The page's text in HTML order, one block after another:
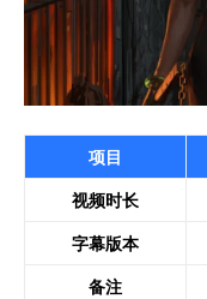
项目
视频时长
字幕版本
备注